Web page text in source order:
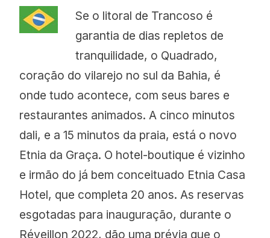
Se o litoral de Trancoso é
garantia de dias repletos de
tranquilidade, o Quadrado,
coração do vilarejo no sul da Bahia, é
onde tudo acontece, com seus bares e
restaurantes animados. A cinco minutos
dali, e a 15 minutos da praia, está o novo
Etnia da Graça. O hotel-boutique é vizinho
e irmão do já bem conceituado Etnia Casa
Hotel, que completa 20 anos. As reservas
esgotadas para inauguração, durante o
Réveillon 2022, dão uma prévia que o